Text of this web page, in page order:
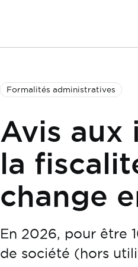
Formalités administratives
Avis aux
la
change
En 2026, pour être
de société (hors